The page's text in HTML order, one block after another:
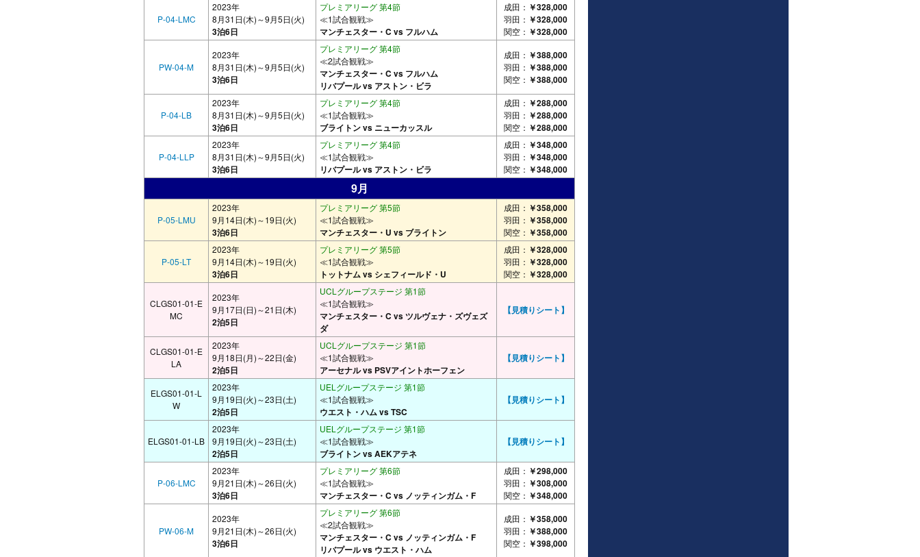
P-04-LMC
2023年
8月31日(木)～9月5日(火)
3泊6日
プレミアリーグ 第4節
≪1試合観戦≫
マンチェスター・C vs フルハム
成田： ￥328,000
羽田： ￥328,000
関空： ￥328,000
PW-04-M
2023年
8月31日(木)～9月5日(火)
3泊6日
プレミアリーグ 第4節
≪2試合観戦≫
マンチェスター・C vs フルハム
リバプール vs アストン・ビラ
成田： ￥388,000
羽田： ￥388,000
関空： ￥388,000
P-04-LB
2023年
8月31日(木)～9月5日(火)
3泊6日
プレミアリーグ 第4節
≪1試合観戦≫
ブライトン vs ニューカッスル
成田： ￥288,000
羽田： ￥288,000
関空： ￥288,000
P-04-LLP
2023年
8月31日(木)～9月5日(火)
3泊6日
プレミアリーグ 第4節
≪1試合観戦≫
リバプール vs アストン・ビラ
成田： ￥348,000
羽田： ￥348,000
関空： ￥348,000
9月
P-05-LMU
2023年
9月14日(木)～19日(火)
3泊6日
プレミアリーグ 第5節
≪1試合観戦≫
マンチェスター・U vs ブライトン
成田： ￥358,000
羽田： ￥358,000
関空： ￥358,000
P-05-LT
2023年
9月14日(木)～19日(火)
3泊6日
プレミアリーグ 第5節
≪1試合観戦≫
トットナム vs シェフィールド・U
成田： ￥328,000
羽田： ￥328,000
関空： ￥328,000
CLGS01-01-E
MC
2023年
9月17日(日)～21日(木)
2泊5日
UCLグループステージ 第1節
≪1試合観戦≫
マンチェスター・C vs ツルヴェナ・ズヴェズ
ダ
【見積りシート】
CLGS01-01-E
LA
2023年
9月18日(月)～22日(金)
2泊5日
UCLグループステージ 第1節
≪1試合観戦≫
アーセナル vs PSVアイントホーフェン
【見積りシート】
ELGS01-01-L
W
2023年
9月19日(火)～23日(土)
2泊5日
UELグループステージ 第1節
≪1試合観戦≫
ウエスト・ハム vs TSC
【見積りシート】
ELGS01-01-LB
2023年
9月19日(火)～23日(土)
2泊5日
UELグループステージ 第1節
≪1試合観戦≫
ブライトン vs AEKアテネ
【見積りシート】
P-06-LMC
2023年
9月21日(木)～26日(火)
3泊6日
プレミアリーグ 第6節
≪1試合観戦≫
マンチェスター・C vs ノッティンガム・F
成田： ￥298,000
羽田： ￥308,000
関空： ￥348,000
PW-06-M
2023年
9月21日(木)～26日(火)
3泊6日
プレミアリーグ 第6節
≪2試合観戦≫
マンチェスター・C vs ノッティンガム・F
リバプール vs ウエスト・ハム
成田： ￥358,000
羽田： ￥388,000
関空： ￥398,000